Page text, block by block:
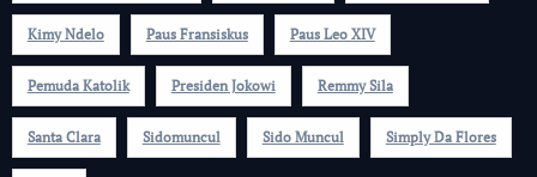
Kimy Ndelo Paus Fransiskus Paus Leo XIV
Pemuda Katolik Presiden Jokowi Remmy Sila
Santa Clara Sidomuncul Sido Muncul Simply Da Flores